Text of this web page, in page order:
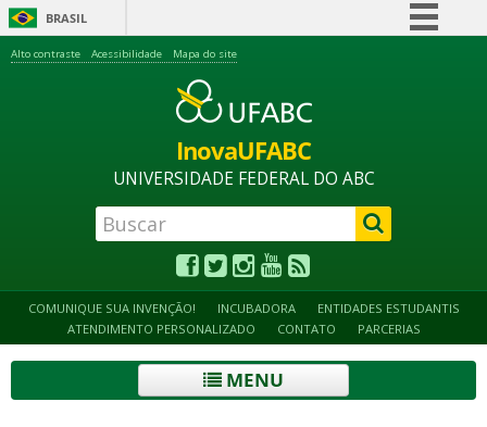
BRASIL
Acesso à informação
Canais
Alto contraste Acessibilidade Mapa do site
InovaUFABC
UNIVERSIDADE FEDERAL DO ABC
COMUNIQUE SUA INVENÇÃO! INCUBADORA
ENTIDADES ESTUDANTIS
ATENDIMENTO PERSONALIZADO
CONTATO PARCERIAS
MENU